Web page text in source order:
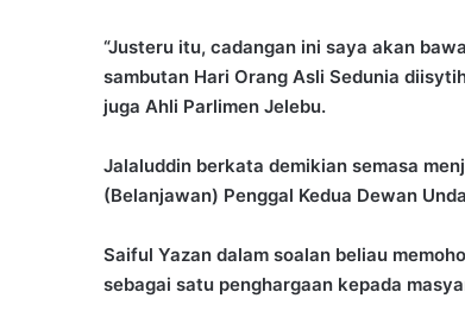
“Justeru itu, cadangan ini saya akan
sambutan Hari Orang Asli Sedunia
juga Ahli Parlimen Jelebu.
Jalaluddin berkata demikian semasa
(Belanjawan) Penggal Kedua Dewan
Saiful Yazan dalam soalan beliau
sebagai satu penghargaan kepada